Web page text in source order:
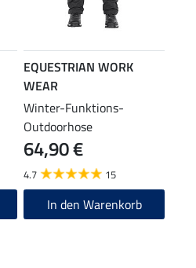
EQUESTRIAN WORK
WEAR
Winter-Funktions-
Outdoorhose
64,90 €
4.7 15
In den Warenkorb